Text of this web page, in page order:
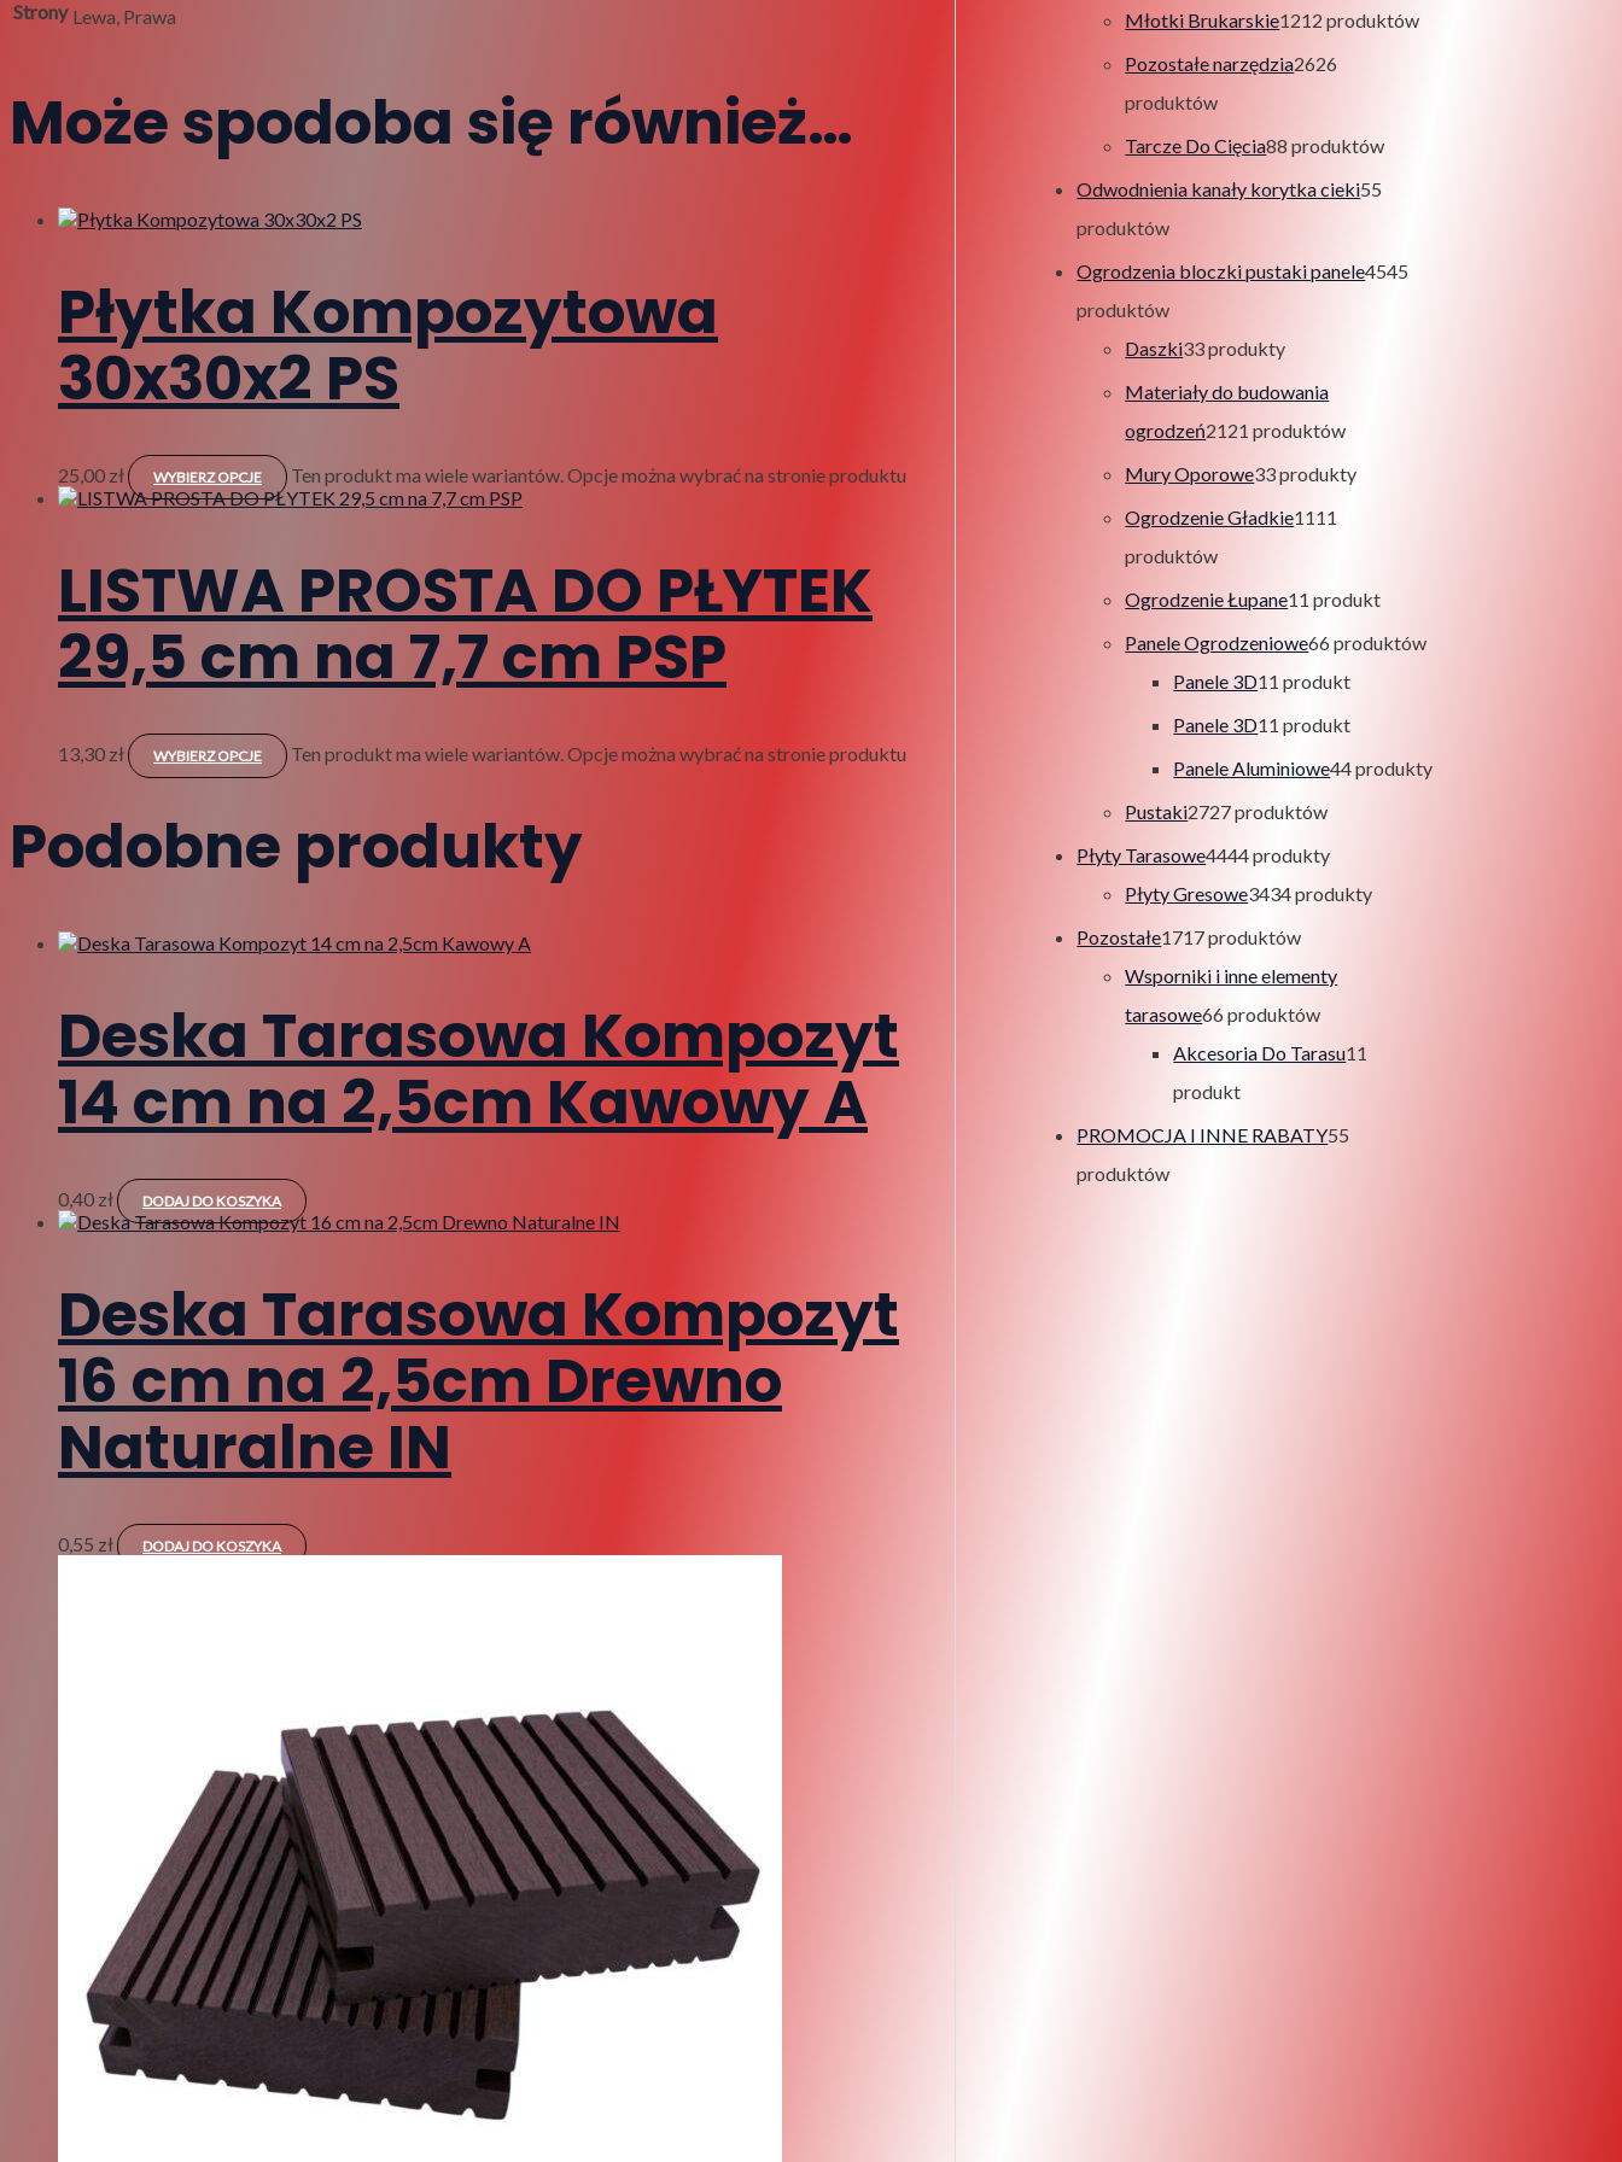
Strony Lewa, Prawa
Może spodoba się również…
Płytka Kompozytowa
30x30x2 PS
25,00 zł WYBIERZ OPCJE Ten produkt ma wiele wariantów. Opcje można wybrać na stronie produktu
LISTWA PROSTA DO PŁYTEK
29,5 cm na 7,7 cm PSP
13,30 zł WYBIERZ OPCJE Ten produkt ma wiele wariantów. Opcje można wybrać na stronie produktu
Podobne produkty
Deska Tarasowa Kompozyt
14 cm na 2,5cm Kawowy A
0,40 zł DODAJ DO KOSZYKA
Deska Tarasowa Kompozyt
16 cm na 2,5cm Drewno
Naturalne IN
0,55 zł DODAJ DO KOSZYKA
Młotki Brukarskie1212 produktów
Pozostałe narzędzia2626
produktów
Tarcze Do Cięcia88 produktów
Odwodnienia kanały korytka cieki55
produktów
Ogrodzenia bloczki pustaki panele4545
produktów
Daszki33 produkty
Materiały do budowania
ogrodzeń2121 produktów
Mury Oporowe33 produkty
Ogrodzenie Gładkie1111
produktów
Ogrodzenie Łupane11 produkt
Panele Ogrodzeniowe66 produktów
Panele 3D11 produkt
Panele 3D11 produkt
Panele Aluminiowe44 produkty
Pustaki2727 produktów
Płyty Tarasowe4444 produkty
Płyty Gresowe3434 produkty
Pozostałe1717 produktów
Wsporniki i inne elementy
tarasowe66 produktów
Akcesoria Do Tarasu11
produkt
PROMOCJA I INNE RABATY55
produktów